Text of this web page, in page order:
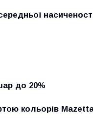
до 20%
кольорів